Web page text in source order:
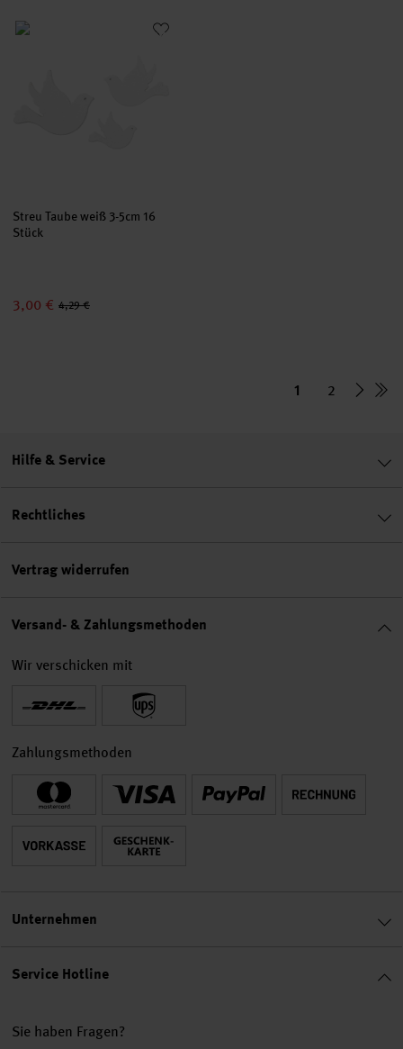
Streu Taube weiß 3-5cm 16 Stück
Streu Taube weiß 3-5cm 16
Stück
3,00 € 4,29 €
1 2
Service Hotline
Sie haben Fragen?
Hilfe & Service
Rechtliches
Vertrag widerrufen
Versand- & Zahlungsmethoden
Wir verschicken mit
Zahlungsmethoden
Unternehmen